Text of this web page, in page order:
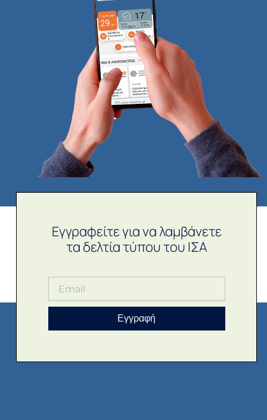
Εγγραφείτε για να λαμβάνετε
τα δελτία τύπου του ΙΣΑ
Εγγραφή